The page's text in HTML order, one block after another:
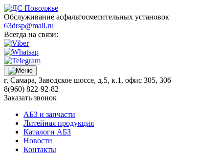
Обслуживание асфальтосмесительных установок
63drsp@mail.ru
Всегда на связи:
г. Самара, Заводское шоссе, д.5, к.1, офис 305, 306
8(960) 822-92-82
Заказать звонок
АБЗ и запчасти
Литейная продукция
Каталоги АБЗ
Новости
Контакты